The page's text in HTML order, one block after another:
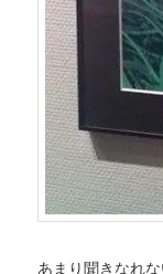
あまり聞きなれ